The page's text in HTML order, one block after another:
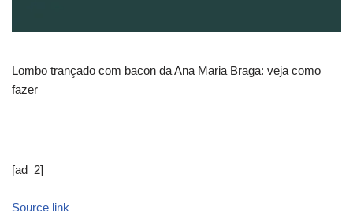
Lombo trançado com bacon da Ana Maria Braga: veja como
fazer
[ad_2]
Source link